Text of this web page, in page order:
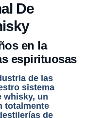
De
en la
espirituosas
de las
sistema
whisky, un
totalmente
de